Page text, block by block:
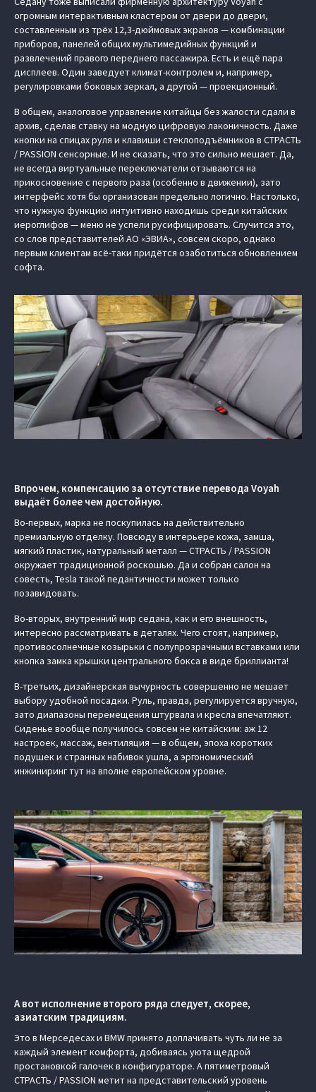
огромным интерактивным кластером от двери до двери,
составленным из трёх 12,3-дюймовых экранов — комбинации
приборов, панелей общих мультимедийных функций и
развлечений правого переднего пассажира. Есть и ещё пара
дисплеев. Один заведует климат-контролем и, например,
регулировками боковых зеркал, а другой — проекционный.
В общем, аналоговое управление китайцы без жалости сдали в
архив, сделав ставку на модную цифровую лаконичность. Даже
кнопки на спицах руля и клавиши стеклоподъёмников в СТРАСТЬ
/ PASSION сенсорные. И не сказать, что это сильно мешает. Да,
не всегда виртуальные переключатели отзываются на
прикосновение с первого раза (особенно в движении), зато
интерфейс хотя бы организован предельно логично. Настолько,
что нужную функцию интуитивно находишь среди китайских
иероглифов — меню не успели русифицировать. Случится это,
со слов представителей АО «ЭВИА», совсем скоро, однако
первым клиентам всё-таки придётся озаботиться обновлением
софта.
Впрочем, компенсацию за отсутствие перевода Voyah
выдаёт более чем достойную.
Во-первых, марка не поскупилась на действительно
премиальную отделку. Повсюду в интерьере кожа, замша,
мягкий пластик, натуральный металл — СТРАСТЬ / PASSION
окружает традиционной роскошью. Да и собран салон на
совесть, Tesla такой педантичности может только
позавидовать.
Во-вторых, внутренний мир седана, как и его внешность,
интересно рассматривать в деталях. Чего стоят, например,
противосолнечные козырьки с полупрозрачными вставками или
кнопка замка крышки центрального бокса в виде бриллианта!
В-третьих, дизайнерская вычурность совершенно не мешает
выбору удобной посадки. Руль, правда, регулируется вручную,
зато диапазоны перемещения штурвала и кресла впечатляют.
Сиденье вообще получилось совсем не китайским: аж 12
настроек, массаж, вентиляция — в общем, эпоха коротких
подушек и странных набивок ушла, а эргономический
инжиниринг тут на вполне европейском уровне.
А вот исполнение второго ряда следует, скорее,
азиатским традициям.
Это в Мерседесах и BMW принято доплачивать чуть ли не за
каждый элемент комфорта, добиваясь уюта щедрой
простановкой галочек в конфигураторе. А пятиметровый
СТРАСТЬ / PASSION метит на представительский уровень